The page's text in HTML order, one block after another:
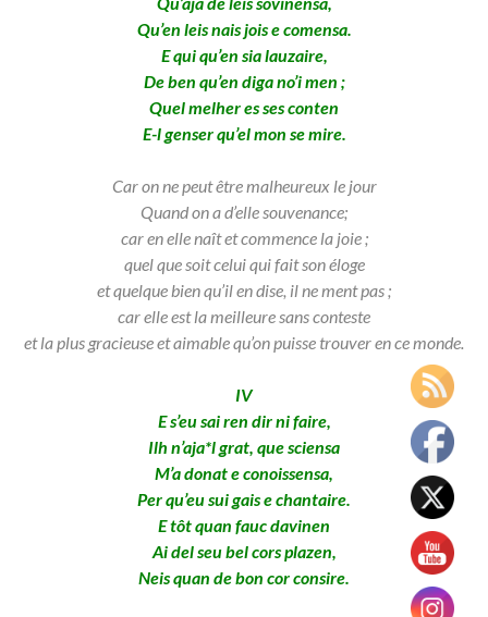
Qu’en leis nais jois e comensa.
E qui qu’en sia lauzaire,
De ben qu’en diga no’i men ;
Quel melher es ses conten
E-l genser qu’el mon se mire.
Car on ne peut être malheureux le jour
Quand on a d’elle souvenance;
car en elle naît et commence la joie ;
quel que soit celui qui fait son éloge
et quelque bien qu’il en dise, il ne ment pas ;
car elle est la meilleure sans conteste
et la plus gracieuse et aimable qu’on puisse trouver en cemonde.
IV
E s’eu sai ren dir ni faire,
Ilh n’aja*l grat, que sciensa
M’a donat e conoissensa,
Per qu’eu sui gais e chantaire.
E tôt quan fauc davinen
Ai del seu bel cors plazen,
Neis quan de bon cor consire.